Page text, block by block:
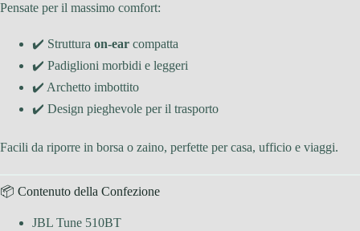
Pensate per il massimo comfort:
✔️ Struttura on-ear compatta
✔️ Padiglioni morbidi e leggeri
✔️ Archetto imbottito
✔️ Design pieghevole per il trasporto
Facili da riporre in borsa o zaino, perfette per casa, ufficio e viaggi.
📦 Contenuto della Confezione
JBL Tune 510BT